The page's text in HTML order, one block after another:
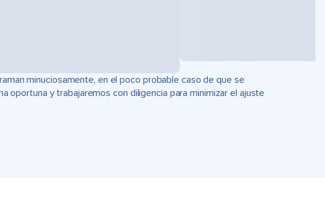
minuciosamente, en el poco probable caso de que se
oportuna y trabajaremos con diligencia para minimizar el ajuste